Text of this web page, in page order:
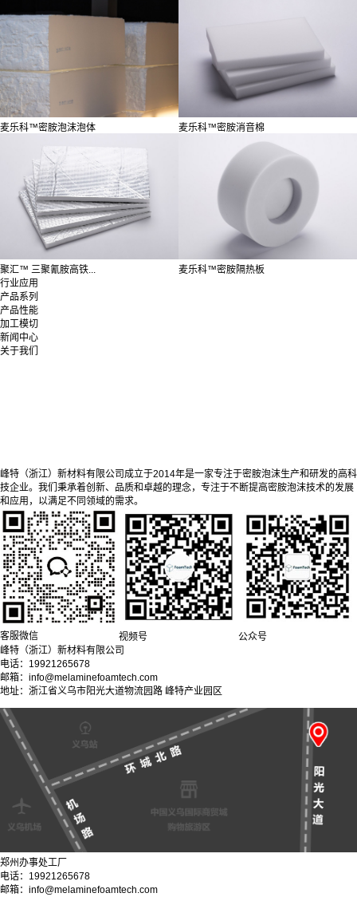
麦乐科™密胺泡沫泡体 麦乐科™密胺消音棉
聚汇™️ 三聚氰胺高铁...
麦乐科™密胺隔热板
行业应用
产品系列
产品性能
加工模切
新闻中心
关于我们
峰特（浙江）新材料有限公司成立于2014年是一家专注于密胺泡沫生产和研发的高科
技企业。我们秉承着创新、品质和卓越的理念，专注于不断提高密胺泡沫技术的发展
和应用，以满足不同领域的需求。
客服微信 视频号
公众号
峰特（浙江）新材料有限公司
电话：19921265678
邮箱：info@melaminefoamtech.com
地址：浙江省义乌市阳光大道物流园路 峰特产业园区
郑州办事处工厂
电话：19921265678
邮箱：info@melaminefoamtech.com